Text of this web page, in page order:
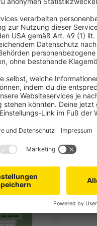
Vorteilspack in den Farben
Durch die hohe
schwere Objekte sicher und